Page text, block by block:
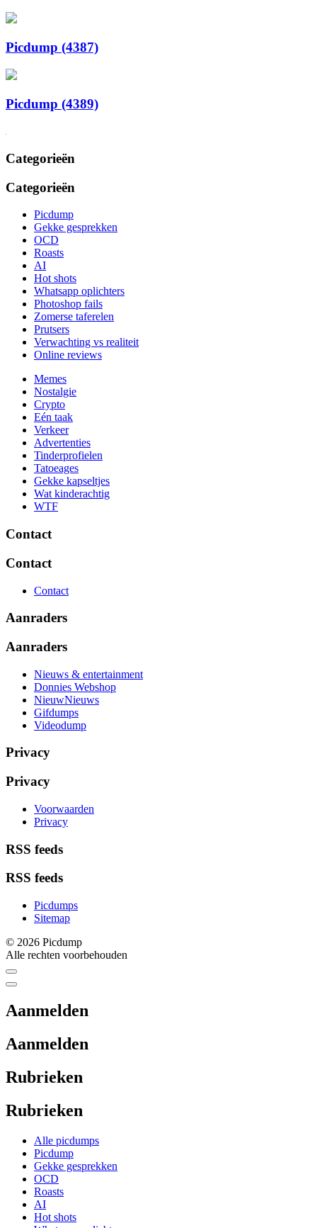
Picdump (4387)
Picdump (4389)
Categorieën
Categorieën
Picdump
Gekke gesprekken
OCD
Roasts
AI
Hot shots
Whatsapp oplichters
Photoshop fails
Zomerse taferelen
Prutsers
Verwachting vs realiteit
Online reviews
Memes
Nostalgie
Crypto
Eén taak
Verkeer
Advertenties
Tinderprofielen
Tatoeages
Gekke kapseltjes
Wat kinderachtig
WTF
Contact
Contact
Contact
Aanraders
Aanraders
Nieuws & entertainment
Donnies Webshop
NieuwNieuws
Gifdumps
Videodump
Privacy
Privacy
Voorwaarden
Privacy
RSS feeds
RSS feeds
Picdumps
Sitemap
© 2026 Picdump
Alle rechten voorbehouden
Aanmelden
Aanmelden
Rubrieken
Rubrieken
Alle picdumps
Picdump
Gekke gesprekken
OCD
Roasts
AI
Hot shots